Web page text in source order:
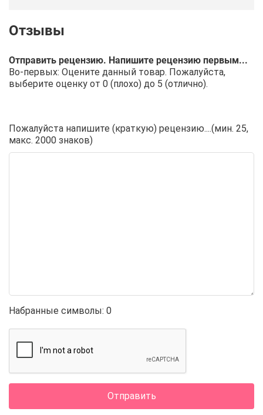
Отправить рецензию. Напишите рецензию первым...
Во-первых: Оцените данный товар. Пожалуйста,
выберите оценку от 0 (плохо) до 5 (отлично).
Пожалуйста напишите (краткую) рецензию....(мин. 25,
макс. 2000 знаков)
Набранные символы: 0
Отправить